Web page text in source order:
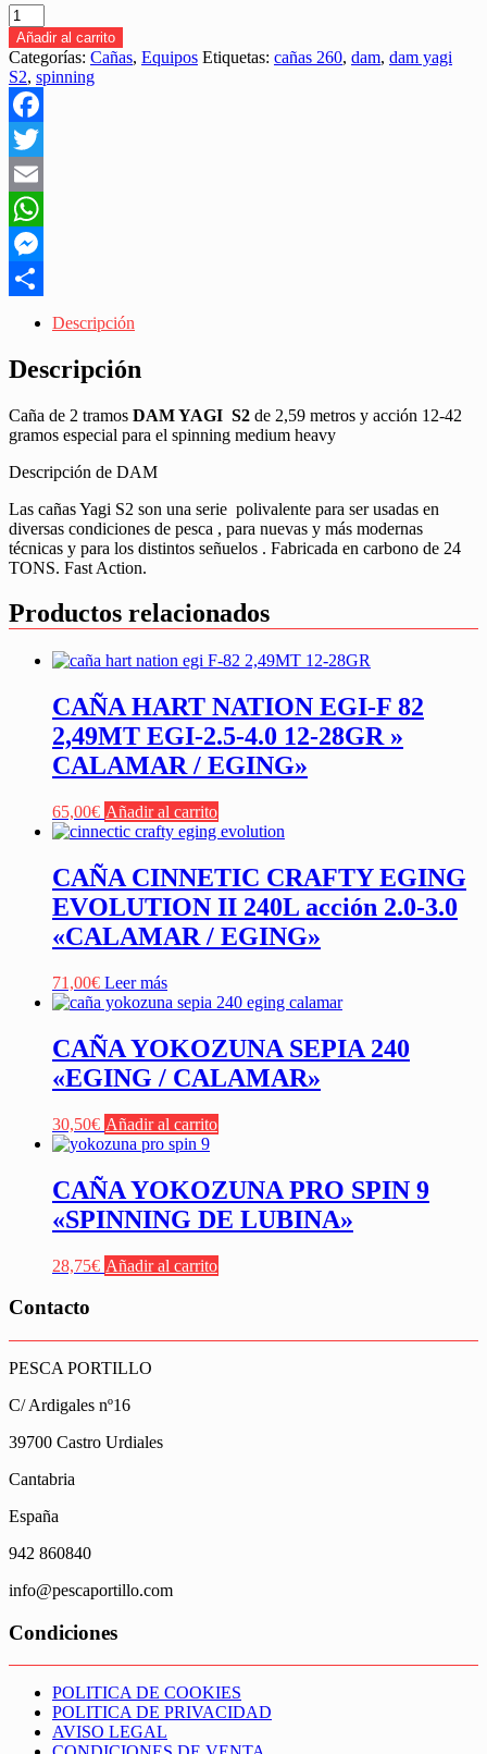
CAÑA
DAM
YAGI
S2
2,59MT
12-
42GR
"SPINNING
MEDIUM"
cantidad
Añadir al carrito
Categorías: Cañas, Equipos Etiquetas: cañas 260, dam, dam yagi
S2, spinning
Facebook
Twitter
Email
WhatsApp
Messenger
Descripción
Descripción
Caña de 2 tramos DAM YAGI S2 de 2,59 metros y acción 12-42
gramos especial para el spinning medium heavy
Descripción de DAM
Las cañas Yagi S2 son una serie polivalente para ser usadas en
diversas condiciones de pesca , para nuevas y más modernas
técnicas y para los distintos señuelos . Fabricada en carbono de 24
TONS. Fast Action.
Productos relacionados
CAÑA HART NATION EGI-F 82
2,49MT EGI-2.5-4.0 12-28GR »
CALAMAR / EGING»
65,00€ Añadir al carrito
CAÑA CINNETIC CRAFTY EGING
EVOLUTION II 240L acción 2.0-3.0
«CALAMAR / EGING»
71,00€ Leer más
CAÑA YOKOZUNA SEPIA 240
«EGING / CALAMAR»
30,50€ Añadir al carrito
CAÑA YOKOZUNA PRO SPIN 9
«SPINNING DE LUBINA»
28,75€ Añadir al carrito
Contacto
PESCA PORTILLO
C/ Ardigales nº16
39700 Castro Urdiales
Cantabria
España
942 860840
info@pescaportillo.com
Condiciones
POLITICA DE COOKIES
POLITICA DE PRIVACIDAD
AVISO LEGAL